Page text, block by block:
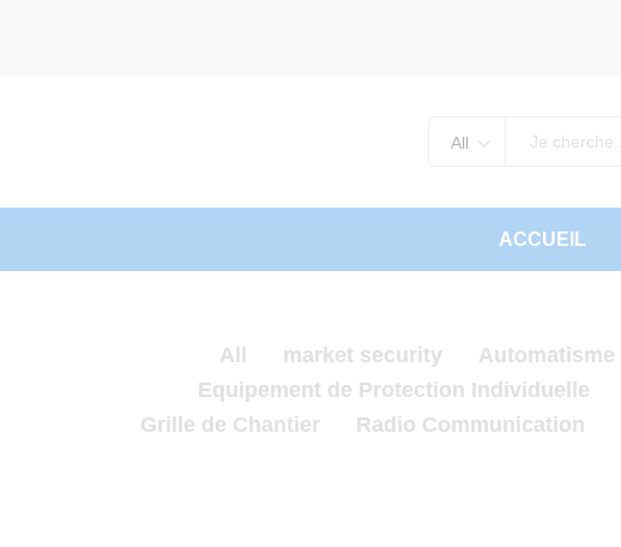
All
ACCUEIL
All market security Automatisme
Equipement de Protection Individuelle
Grille de Chantier
Radio Communication